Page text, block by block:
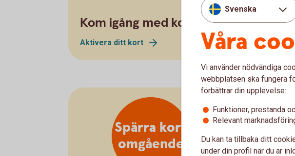
Kom igång med kortet
Aktivera ditt kort PIN-kod
Spärra kort
omgående
Svenska
Våra
Vi använder nödvändiga
webbplatsen ska fungera
förbättrar din upplevelse:
Funktioner, prestanda
Relevant
Du kan ta tillbaka ditt
under din profil när du är